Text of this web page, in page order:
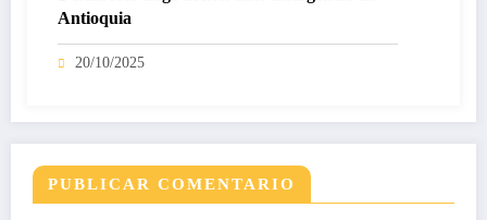
Antioquia
20/10/2025
PUBLICAR COMENTARIO